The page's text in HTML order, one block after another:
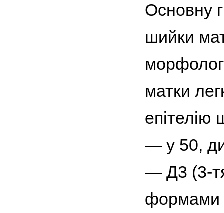
Основну
шийки
матки
епітелію
— у 50,
— Д3 (3-
формами